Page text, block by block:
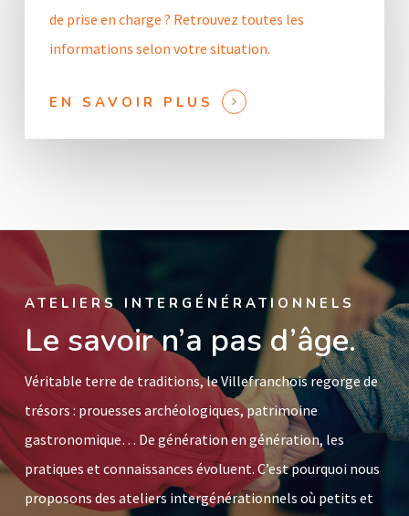
de prise en charge ? Retrouvez toutes les
informations selon votre situation.
EN SAVOIR PLUS
ATELIERS INTERGÉNÉRATIONNELS
Le savoir n’a pas d’âge.
Véritable terre de traditions, le Villefranchois regorge de
trésors : prouesses archéologiques, patrimoine
gastronomique… De génération en génération, les
pratiques et connaissances évoluent. C’est pourquoi nous
proposons des ateliers intergénérationnels où petits et